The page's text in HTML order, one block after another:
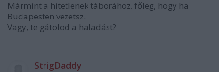
Mármint a hitetlenek táborához, főleg, hogy ha
Budapesten vezetsz.
Vagy, te gátolod a haladást?
StrigDaddy